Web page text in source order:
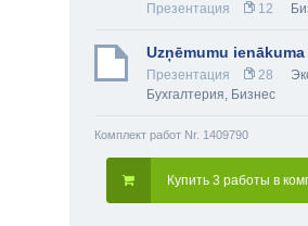
Презентация 12
Uzņēmumu
Презентация 28
Бухгалтерия, Бизнес
Комплект работ Nr. 1409790
Купить 3 работы в